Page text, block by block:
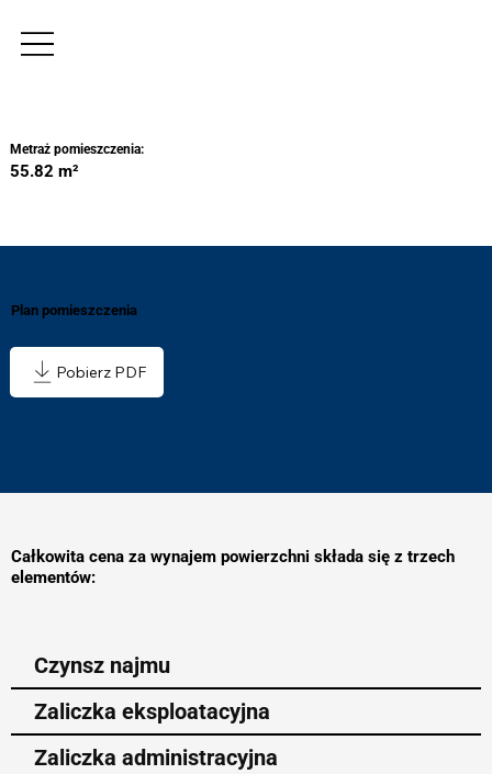
Metraż pomieszczenia:
55.82 m²
Plan pomieszczenia
Pobierz PDF
Całkowita cena za wynajem powierzchni składa się z trzech
elementów:
Czynsz najmu
Zaliczka eksploatacyjna
Zaliczka administracyjna